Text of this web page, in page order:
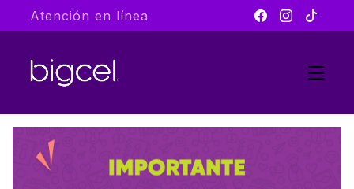
Atención en línea